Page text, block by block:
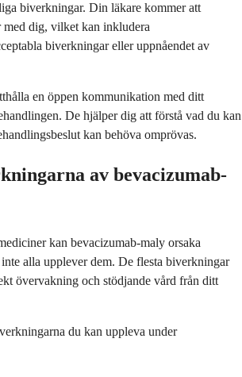
biverkningar. Din läkare kommer att
med dig, vilket kan inkludera
biverkningar eller uppnåendet av
en öppen kommunikation med ditt
De hjälper dig att förstå vad du kan
kan behöva omprövas.
av bevacizumab-
kan bevacizumab-maly orsaka
alla upplever dem. De flesta biverkningar
övervakning och stödjande vård från ditt
du kan uppleva under